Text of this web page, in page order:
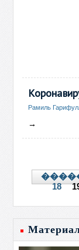
Рамиль
→
18